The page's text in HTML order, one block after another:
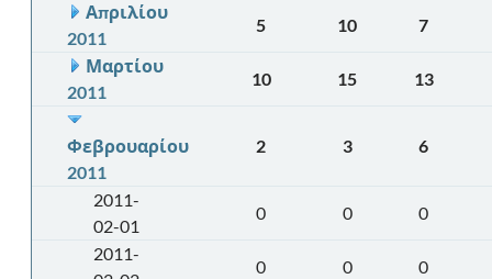
Απριλίου
2011
5 10
7
Μαρτίου
2011
10 15 13
Φεβρουαρίου
2011
2 3 6
2011-
02-01
0 0
0
2011-
0 0
0